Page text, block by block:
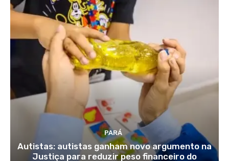
PARÁ
Autistas: autistas ganham novo argumento na
Justiça para reduzir peso financeiro do